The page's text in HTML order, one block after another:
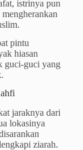
istrinya pun
pintu
hiasan
guci-guci yang
jaraknya dari
lokasinya
ziarah.